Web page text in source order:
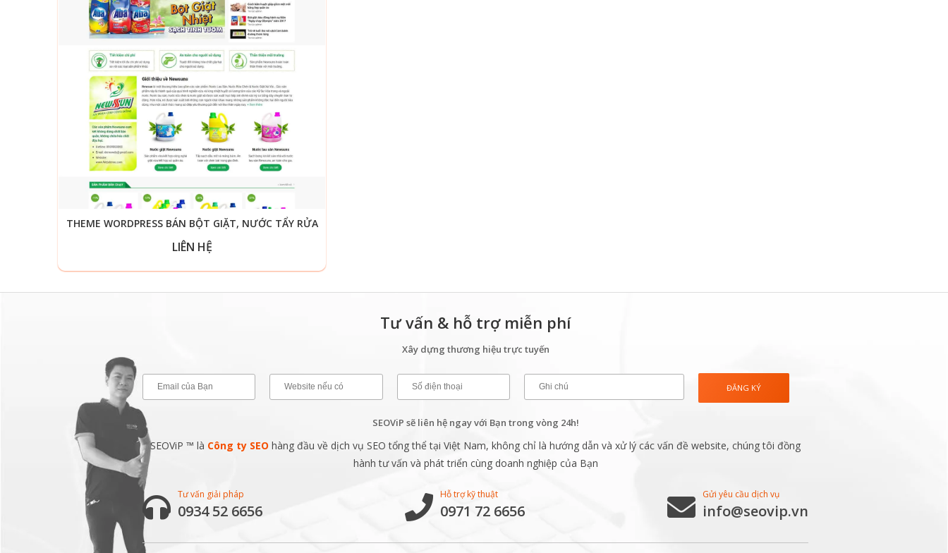
THEME WORDPRESS BÁN BỘT GIẶT, NƯỚC TẨY RỬA
LIÊN HỆ
Tư vấn & hỗ trợ miễn phí
Xây dựng thương hiệu trực tuyến
SEOViP sẽ liên hệ ngay với Bạn trong vòng 24h!
SEOViP ™ là Công ty SEO hàng đầu về dịch vụ SEO tổng thể tại Việt Nam, không chỉ là hướng dẫn và xử lý các vấn đề website, chúng tôi đồng
hành tư vấn và phát triển cùng doanh nghiệp của Bạn
Tư vấn giải pháp
0934 52 6656
Hỗ trợ kỹ thuật
0971 72 6656
Gửi yêu cầu dịch vụ
info@seovip.vn